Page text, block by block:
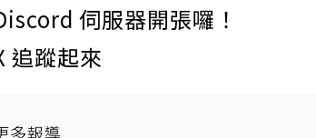
伺服器開張囉！
追蹤起來
多報導